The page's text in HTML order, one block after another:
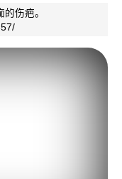
伤疤。